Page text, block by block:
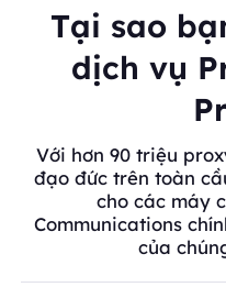
Tại sao
dịch vụ
Với hơn 90 triệu
đạo đức trên toàn
cho các máy
Communications
của